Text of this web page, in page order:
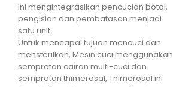
Ini mengintegrasikan pencucian botol,
pengisian dan pembatasan menjadi
satu unit.
Untuk mencapai tujuan mencuci dan
mensterilkan, Mesin cuci menggunakan
semprotan cairan multi-cuci dan
semprotan thimerosal, Thimerosal ini